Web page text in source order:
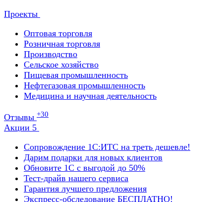
Проекты
Оптовая торговля
Розничная торговля
Производство
Сельское хозяйство
Пищевая промышленность
Нефтегазовая промышленность
Медицина и научная деятельность
Отзывы +30
Акции 5
Сопровождение 1С:ИТС на треть дешевле!
Дарим подарки для новых клиентов
Обновите 1С с выгодой до 50%
Тест-драйв нашего сервиса
Гарантия лучшего предложения
Экспресс-обследование БЕСПЛАТНО!